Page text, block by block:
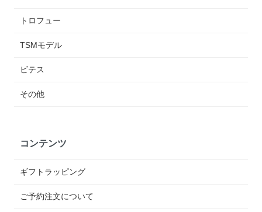
トロフュー
TSMモデル
ビテス
その他
コンテンツ
ギフトラッピング
ご予約注文について